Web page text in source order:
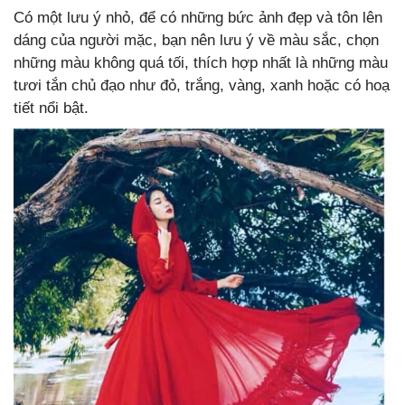
Có một lưu ý nhỏ, để có những bức ảnh đẹp và tôn lên
dáng của người mặc, bạn nên lưu ý về màu sắc, chọn
những màu không quá tối, thích hợp nhất là những màu
tươi tắn chủ đạo như đỏ, trắng, vàng, xanh hoặc có hoạ
tiết nổi bật.